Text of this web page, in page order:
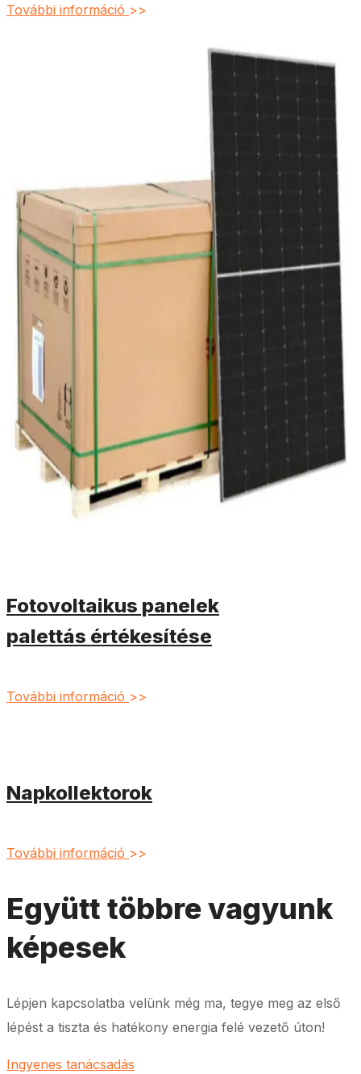
További információ >>
Fotovoltaikus panelek
palettás értékesítése
További információ >>
Napkollektorok
További információ >>
Együtt többre vagyunk
képesek
Lépjen kapcsolatba velünk még ma, tegye meg az első
lépést a tiszta és hatékony energia felé vezető úton!
Ingyenes tanácsadás